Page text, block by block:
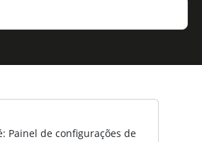
Painel de configurações de